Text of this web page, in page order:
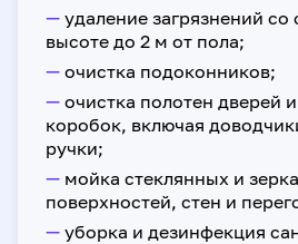
— удаление загрязнений со
высоте до 2 м от пола;
— очистка подоконников;
— очистка полотен дверей
коробок, включая
ручки;
— мойка стеклянных и
поверхностей, стен и
— уборка и дезинфекция